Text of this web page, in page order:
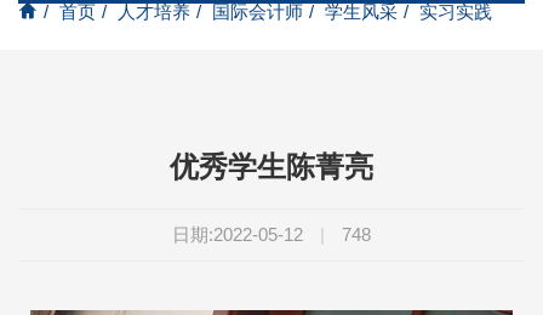
/ 首页 / 人才培养 / 国际会计师 / 学生风采 / 实习实践
优秀学生陈菁亮
日期:2022-05-12 | 748